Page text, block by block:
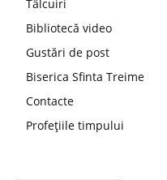
Tâlcuiri
Bibliotecă video
Gustări de post
Biserica Sfinta Treime
Contacte
Profețiile timpului